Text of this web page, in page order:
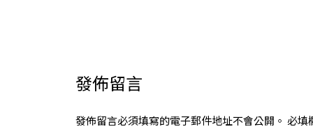
發佈留言
發佈留言必須填寫的電子郵件地址不會公開。 必填